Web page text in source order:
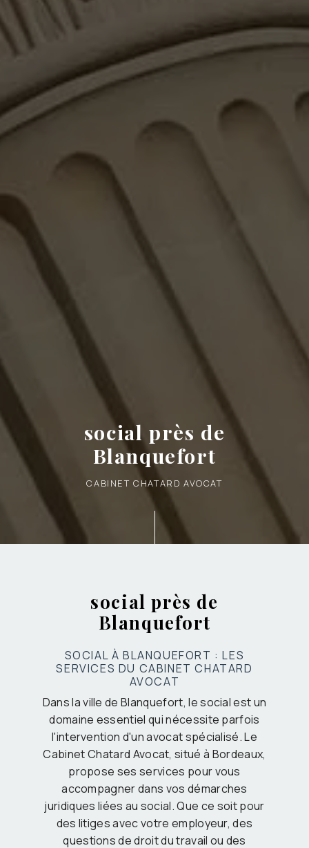
social près de
Blanquefort
CABINET CHATARD AVOCAT
social près de
Blanquefort
SOCIAL À BLANQUEFORT : LES
SERVICES DU CABINET CHATARD
AVOCAT
Dans la ville de Blanquefort, le social est un
domaine essentiel qui nécessite parfois
l'intervention d'un avocat spécialisé. Le
Cabinet Chatard Avocat, situé à Bordeaux,
propose ses services pour vous
accompagner dans vos démarches
juridiques liées au social. Que ce soit pour
des litiges avec votre employeur, des
questions de droit du travail ou des